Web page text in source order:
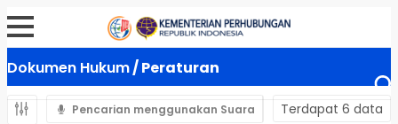
Dokumen Hukum/ Peraturan
Pencarian menggunakan Suara Terdapat 6 data